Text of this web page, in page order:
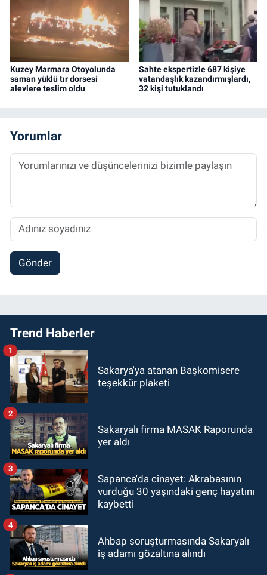
Kuzey Marmara Otoyolunda
saman yüklü tır dorsesi
alevlere teslim oldu
Sahte ekspertizle 687 kişiye
vatandaşlık kazandırmışlardı,
32 kişi tutuklandı
Yorumlar
Gönder
Trend Haberler
Sakarya'ya atanan Başkomisere
teşekkür plaketi
1
Sakaryalı firma MASAK Raporunda
yer aldı
2
Sapanca'da cinayet: Akrabasının
vurduğu 30 yaşındaki genç hayatını
kaybetti
3
Ahbap soruşturmasında Sakaryalı
iş adamı gözaltına alındı
4